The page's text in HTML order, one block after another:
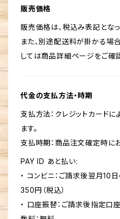
販売価格
販売価格は、税込み表記となっ
また、別途配送料が掛かる場
しては商品詳細ページをご確認
代金の支払方法・時期
支払方法：クレジットカード
ます。
支払時期：商品注文確定時に
PAY ID あと払い:
・ コンビニ：ご請求後翌月10
350円（税込）
・ 口座振替：ご請求後指定口